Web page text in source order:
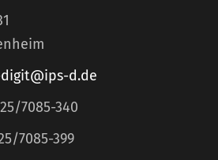
d.de
7085-340
7085-399